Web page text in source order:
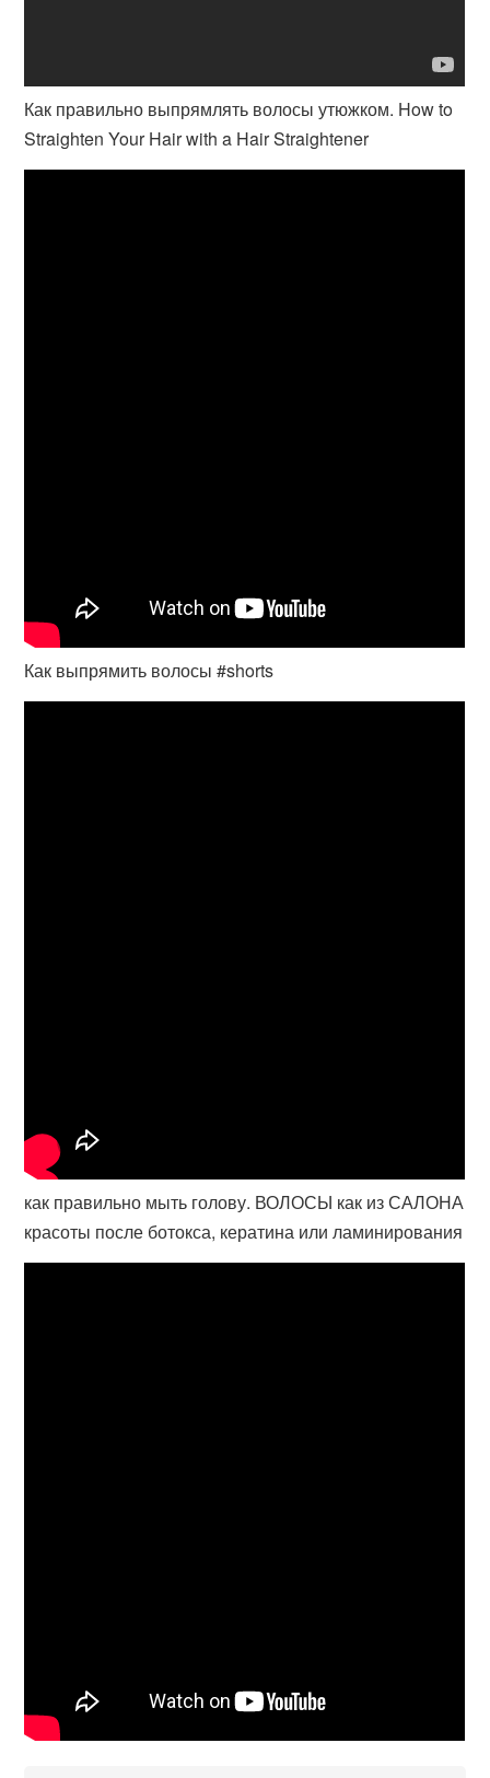
Как правильно выпрямлять волосы утюжком. How to
Straighten Your Hair with a Hair Straightener
Как выпрямить волосы #shorts
как правильно мыть голову. ВОЛОСЫ как из САЛОНА
красоты после ботокса, кератина или ламинирования